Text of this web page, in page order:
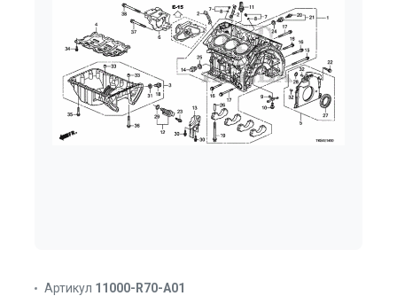
Артикул 11000-R70-A01